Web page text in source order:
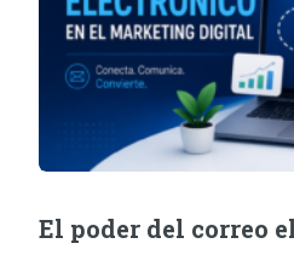
El poder del correo